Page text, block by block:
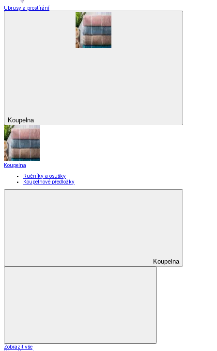
Ubrusy a prostírání
Koupelna
Koupelna
Ručníky a osušky
Koupelnové předložky
Koupelna
Zobrazit vše